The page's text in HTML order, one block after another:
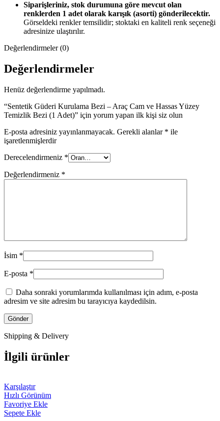
Siparişleriniz, stok durumuna göre mevcut olan
renklerden 1 adet olarak karışık (asorti) gönderilecektir.
Görseldeki renkler temsilidir; stoktaki en kaliteli renk seçeneği
adresinize ulaştırılır.
Değerlendirmeler (0)
Değerlendirmeler
Henüz değerlendirme yapılmadı.
“Sentetik Güderi Kurulama Bezi – Araç Cam ve Hassas Yüzey
Temizlik Bezi (1 Adet)” için yorum yapan ilk kişi siz olun
E-posta adresiniz yayınlanmayacak. Gerekli alanlar * ile
işaretlenmişlerdir
Derecelendirmeniz *
Değerlendirmeniz *
İsim *
E-posta *
Daha sonraki yorumlarımda kullanılması için adım, e-posta
adresim ve site adresim bu tarayıcıya kaydedilsin.
Shipping & Delivery
İlgili ürünler
Karşılaştır
Hızlı Görünüm
Favoriye Ekle
Sepete Ekle